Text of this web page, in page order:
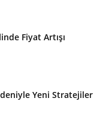
Fiyat Artışı
Yeni Stratejiler